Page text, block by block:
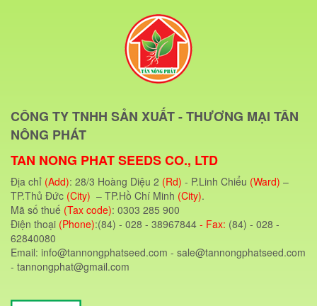
CÔNG TY TNHH SẢN XUẤT - THƯƠNG MẠI TÂN
NÔNG PHÁT
TAN NONG PHAT SEEDS CO., LTD
Địa chỉ (Add): 28/3 Hoàng Diệu 2 (Rd) - P.Linh Chiểu (Ward) –
TP.Thủ Đức (City) – TP.Hồ Chí Minh (City).
Mã số thuế (Tax code): 0303 285 900
Điện thoại (Phone):(84) - 028 - 38967844 - Fax: (84) - 028 -
62840080
Email: info@tannongphatseed.com - sale@tannongphatseed.com
- tannongphat@gmail.com